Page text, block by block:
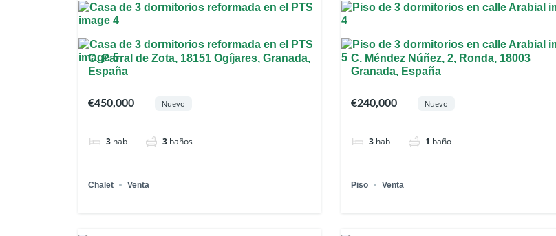
C. Parral de Zota, 18151 Ogíjares, Granada,
España
€450,000 Nuevo
3 hab 3 baños
Chalet Venta
C. Méndez Núñez, 2, Ronda, 18003
Granada, España
€240,000 Nuevo
3 hab 1 baño
Piso Venta